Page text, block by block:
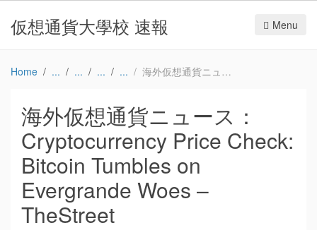
仮想通貨大學校 速報 Menu
Home 海外仮想通貨ニュース：Cryptocurrency Price Check: Bitcoin Tumbles on Evergrande Woes – TheStreet
海外仮想通貨ニュース：
Cryptocurrency Price Check:
Bitcoin Tumbles on
Evergrande Woes –
TheStreet